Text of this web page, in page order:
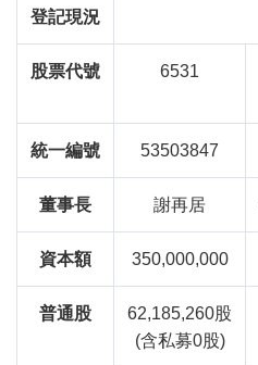
登記現況
股票代號 6531
統一編號 53503847
董事長 謝再居
資本額 350,000,000
普通股
62,185,260股
(含私募0股)